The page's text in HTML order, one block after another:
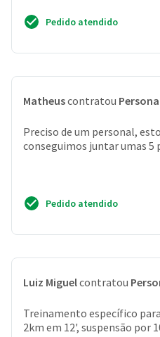
Pedido atendido
Matheuscontratou
Preciso de um personal,
conseguimos juntar umas 5
Pedido atendido
Luiz Miguelcontratou
Treinamento específico
2km em 12', suspensão por